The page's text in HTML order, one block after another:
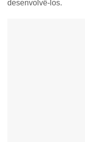
desenvolvê-los.